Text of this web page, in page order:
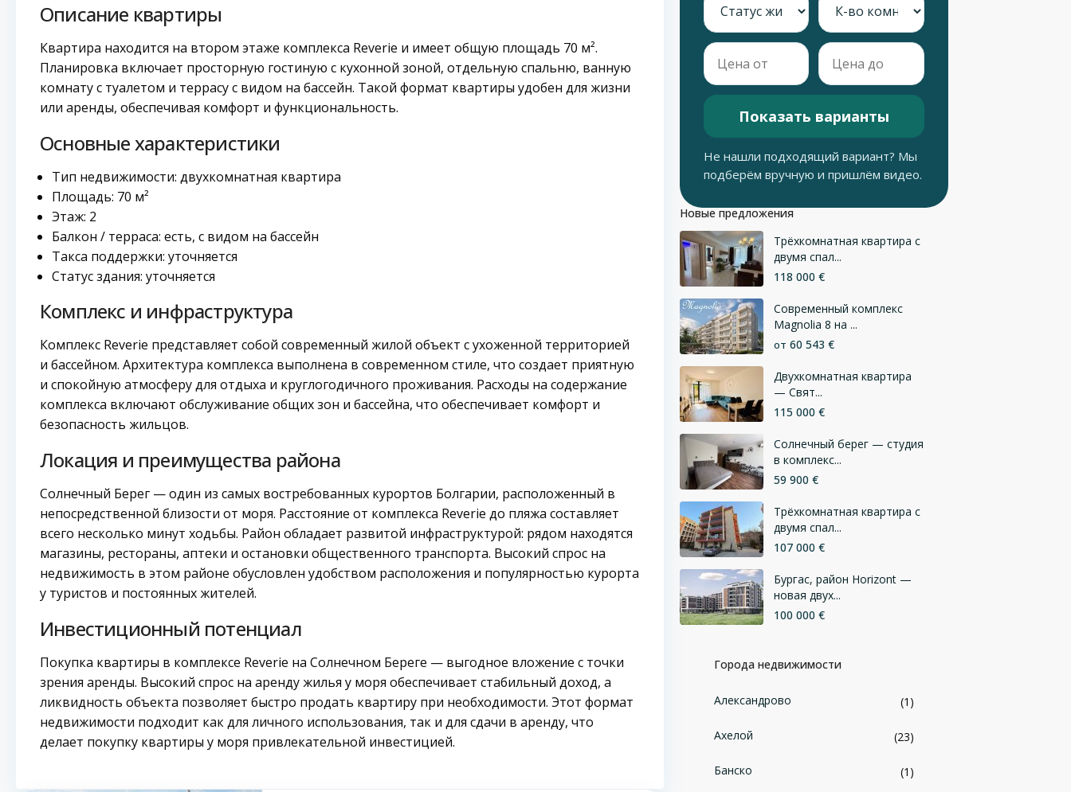
Описание квартиры
Квартира находится на втором этаже комплекса Reverie и имеет общую площадь 70 м².
Планировка включает просторную гостиную с кухонной зоной, отдельную спальню, ванную
комнату с туалетом и террасу с видом на бассейн. Такой формат квартиры удобен для жизни
или аренды, обеспечивая комфорт и функциональность.
Основные характеристики
Тип недвижимости: двухкомнатная квартира
Площадь: 70 м²
Этаж: 2
Балкон / терраса: есть, с видом на бассейн
Такса поддержки: уточняется
Статус здания: уточняется
Комплекс и инфраструктура
Комплекс Reverie представляет собой современный жилой объект с ухоженной территорией
и бассейном. Архитектура комплекса выполнена в современном стиле, что создает приятную
и спокойную атмосферу для отдыха и круглогодичного проживания. Расходы на содержание
комплекса включают обслуживание общих зон и бассейна, что обеспечивает комфорт и
безопасность жильцов.
Локация и преимущества района
Солнечный Берег — один из самых востребованных курортов Болгарии, расположенный в
непосредственной близости от моря. Расстояние от комплекса Reverie до пляжа составляет
всего несколько минут ходьбы. Район обладает развитой инфраструктурой: рядом находятся
магазины, рестораны, аптеки и остановки общественного транспорта. Высокий спрос на
недвижимость в этом районе обусловлен удобством расположения и популярностью курорта
у туристов и постоянных жителей.
Инвестиционный потенциал
Покупка квартиры в комплексе Reverie на Солнечном Береге — выгодное вложение с точки
зрения аренды. Высокий спрос на аренду жилья у моря обеспечивает стабильный доход, а
ликвидность объекта позволяет быстро продать квартиру при необходимости. Этот формат
недвижимости подходит как для личного использования, так и для сдачи в аренду, что
делает покупку квартиры у моря привлекательной инвестицией.
Показать варианты
Не нашли подходящий вариант? Мы
подберём вручную и пришлём видео.
Новые предложения
Трёхкомнатная квартира с
двумя спал...
118 000 €
Современный комплекс
Magnolia 8 на ...
от 60 543 €
Двухкомнатная квартира
— Свят...
115 000 €
Солнечный берег — студия
в комплекс...
59 900 €
Трёхкомнатная квартира с
двумя спал...
107 000 €
Бургас, район Horizont —
новая двух...
100 000 €
Города недвижимости
Александрово (1)
Ахелой (23)
Банско (1)